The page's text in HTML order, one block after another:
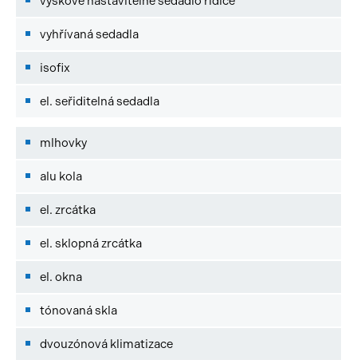
vyhřívaná sedadla
isofix
el. seřiditelná sedadla
mlhovky
alu kola
el. zrcátka
el. sklopná zrcátka
el. okna
tónovaná skla
dvouzónová klimatizace